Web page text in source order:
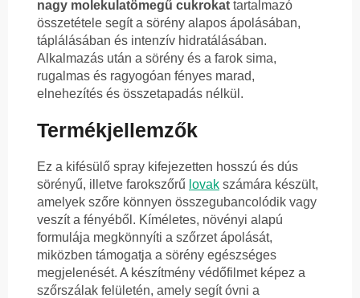
nagy molekulatömegű cukrokat tartalmazó
összetétele segít a sörény alapos ápolásában,
táplálásában és intenzív hidratálásában.
Alkalmazás után a sörény és a farok sima,
rugalmas és ragyogóan fényes marad,
elnehezítés és összetapadás nélkül.
Termékjellemzők
Ez a kifésülő spray kifejezetten hosszú és dús
sörényű, illetve farokszőrű lovak számára készült,
amelyek szőre könnyen összegubancolódik vagy
veszít a fényéből. Kíméletes, növényi alapú
formulája megkönnyíti a szőrzet ápolását,
miközben támogatja a sörény egészséges
megjelenését. A készítmény védőfilmet képez a
szőrszálak felületén, amely segít óvni a